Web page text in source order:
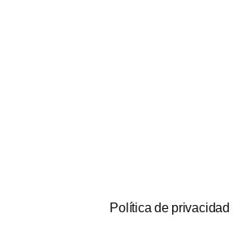
Política de privacidad